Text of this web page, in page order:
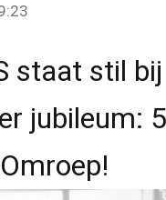
staat stil
jubileum: